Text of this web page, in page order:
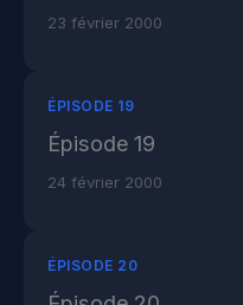
23 février 2000
ÉPISODE 19
Épisode 19
24 février 2000
ÉPISODE 20